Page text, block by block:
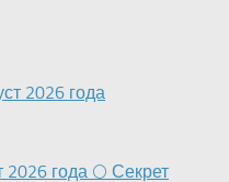
2026 года 🌕 Секрет